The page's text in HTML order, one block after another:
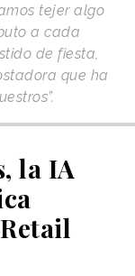
tejer algo
a cada
de fiesta,
que ha
la IA